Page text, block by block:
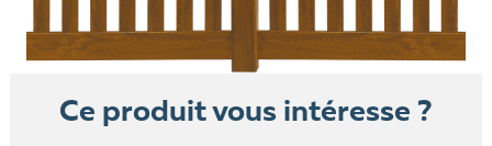
Ce produit vous intéresse ?